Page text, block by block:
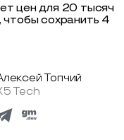
цен для 20 тысяч
чтобы сохранить 4
Топчий
Tech